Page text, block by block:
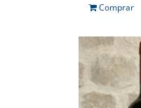
Comprar